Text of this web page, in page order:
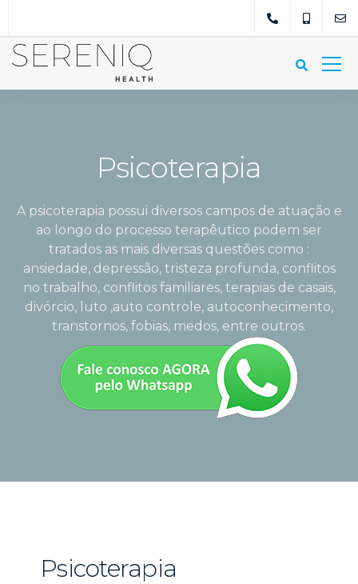
Psicoterapia
A psicoterapia possui diversos campos de atuação e
ao longo do processo terapêutico podem ser
tratados as mais diversas questões como :
ansiedade, depressão, tristeza profunda, conflitos
no trabalho, conflitos familiares, terapias de casais,
divórcio, luto ,auto controle, autoconhecimento,
transtornos, fobias, medos, entre outros.
Psicoterapia